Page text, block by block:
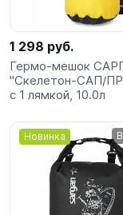
сёрфинг
Подарочные
Карты
Акции
1 298 руб.
Гермо-мешок
"Скелетон-САП/
с 1 лямкой, 10.0л
Новинка